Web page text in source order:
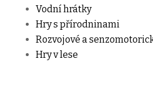
Vodní hrátky
Hry s přírodninami
Rozvojové a
Hry v lese